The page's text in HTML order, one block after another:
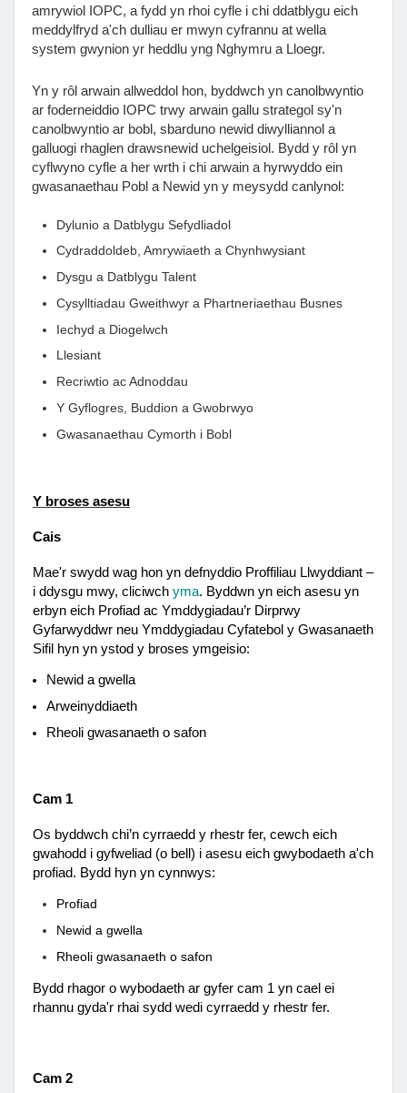
amrywiol IOPC, a fydd yn rhoi cyfle i chi ddatblygu eich
meddylfryd a'ch dulliau er mwyn cyfrannu at wella
system gwynion yr heddlu yng Nghymru a Lloegr.
Yn y rôl arwain allweddol hon, byddwch yn canolbwyntio
ar foderneiddio IOPC trwy arwain gallu strategol sy'n
canolbwyntio ar bobl, sbarduno newid diwylliannol a
galluogi rhaglen drawsnewid uchelgeisiol. Bydd y rôl yn
cyflwyno cyfle a her wrth i chi arwain a hyrwyddo ein
gwasanaethau Pobl a Newid yn y meysydd canlynol:
Dylunio a Datblygu Sefydliadol
Cydraddoldeb, Amrywiaeth a Chynhwysiant
Dysgu a Datblygu Talent
Cysylltiadau Gweithwyr a Phartneriaethau Busnes
Iechyd a Diogelwch
Llesiant
Recriwtio ac Adnoddau
Y Gyflogres, Buddion a Gwobrwyo
Gwasanaethau Cymorth i Bobl
Y broses asesu
Cais
Mae'r swydd wag hon yn defnyddio Proffiliau Llwyddiant –
i ddysgu mwy, cliciwch yma. Byddwn yn eich asesu yn
erbyn eich Profiad ac Ymddygiadau’r Dirprwy
Gyfarwyddwr neu Ymddygiadau Cyfatebol y Gwasanaeth
Sifil hyn yn ystod y broses ymgeisio:
Newid a gwella
Arweinyddiaeth
Rheoli gwasanaeth o safon
Cam 1
Os byddwch chi’n cyrraedd y rhestr fer, cewch eich
gwahodd i gyfweliad (o bell) i asesu eich gwybodaeth a'ch
profiad. Bydd hyn yn cynnwys:
Profiad
Newid a gwella
Rheoli gwasanaeth o safon
Bydd rhagor o wybodaeth ar gyfer cam 1 yn cael ei
rhannu gyda'r rhai sydd wedi cyrraedd y rhestr fer.
Cam 2